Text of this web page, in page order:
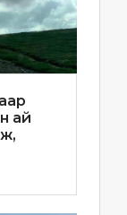
ай